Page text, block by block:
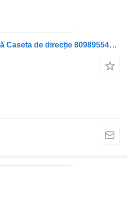
Servodirecţie hidraulică Caseta de direcție 8098955493 pentru camion DAF